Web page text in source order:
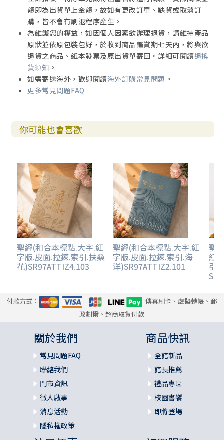
哥林多後書（林後）
加拉太書 （加）
以弗所書 （弗）
腓立比書 （腓）
歌羅西書 （西）
帖撒羅尼迦前書（帖前）
帖撒羅尼迦後書（帖後）
提摩太前書 （提前）
提摩太後書（提後）
腓利門書 （門）
雅各書 （雅）
彼得前書 （彼前）
彼得後書 （彼後）
約翰一書 （約壹）
約翰二書 （約貳）
約翰三書 （約參）
猶大書 （猶）
【啟示書信】
啟示錄 （啟）
額即為出貨單上金額，故如有更改訂單、缺貨或取消訂
購，皆不會有刷退程序產生。
為維護您的權益，如因個人因素欲辦理退貨，請維持產品
原狀並依原包裝包好，於收到商品鑑賞期七天內，將與欲
退貨之商品、紙本發票及原出貨單寄回。詳細可閱讀退換
貨須知 。
如需寄送海外，歡迎閱讀海外訂購常見問題 。
更多常見問題FAQ
你可能也會喜歡
聖經(和合本標點.大字.紅
字版.皮面.拉鍊.索引.扶桑
花)SR97ATTIZ4.103
聖經(和合本標點.大字.紅
字版.皮面.拉鍊.索引.海
洋)SR97ATTIZ2.101
聖
紅
引.
付款方式：
傳真刷卡、虛擬轉帳、郵
政劃撥、超商取貨付款
關於我們
常見問題FAQ
聯絡我們
門市資訊
徵人啟事
消息活動
隱私權政策
商品快訊
全館新品
館長推薦
禮品專區
校園書饗
即將登場